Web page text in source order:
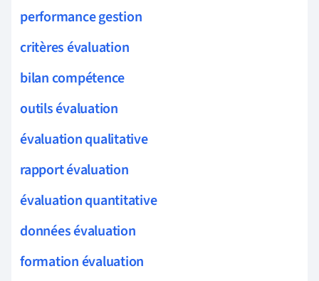
performance gestion
critères évaluation
bilan compétence
outils évaluation
évaluation qualitative
rapport évaluation
évaluation quantitative
données évaluation
formation évaluation